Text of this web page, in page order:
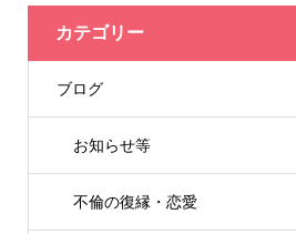
カテゴリー
ブログ
お知らせ等
不倫の復縁・恋愛